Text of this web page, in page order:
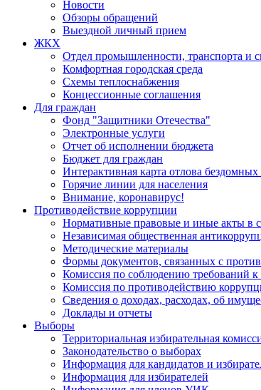
Новости
Обзоры обращений
Выездной личный прием
ЖКХ
Отдел промышленности, транспорта и
Комфортная городская среда
Схемы теплоснабжения
Концессионные соглашения
Для граждан
Фонд "Защитники Отечества"
Электронные услуги
Отчет об исполнении бюджета
Бюджет для граждан
Интерактивная карта отлова
Горячие линии для населения
Внимание, коронавирус!
Противодействие коррупции
Нормативные правовые и иные акты в
Независимая общественная
Методические материалы
Формы документов, связанных с
Комиссия по соблюдению требований к
Комиссия по противодействию
Сведения о доходах, расходах, об
Доклады и отчеты
Выборы
Территориальная избирательная
Законодательство о выборах
Информация для кандидатов и
Информация для избирателей